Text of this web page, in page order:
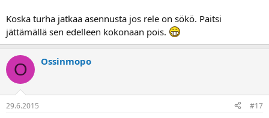
Koska turha jatkaa asennusta jos rele on sökö. Paitsi
jättämällä sen edelleen kokonaan pois.
O Ossinmopo
29.6.2015 #17